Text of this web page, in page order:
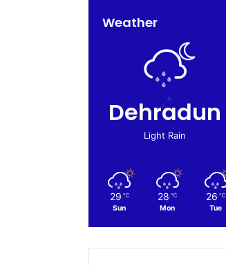
Weather
Dehradun
Light Rain
29 ℃
Sun
28 ℃
Mon
26 ℃
Tue